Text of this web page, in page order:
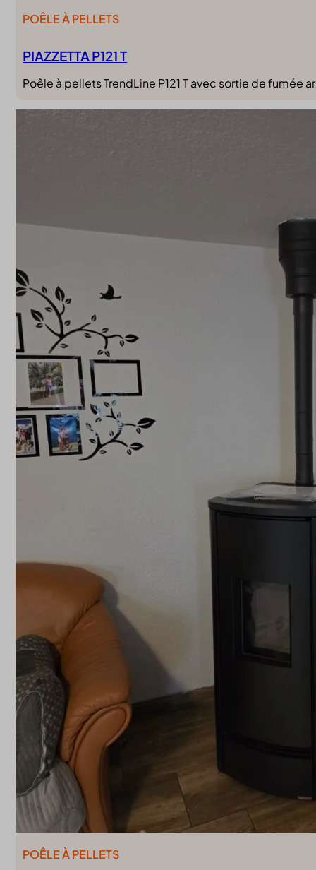
PIAZZETTA P121 T
POÊLE À PELLETS
Poêle à pellets TrendLine P121 T avec sortie de fumée
POÊLE À PELLETS